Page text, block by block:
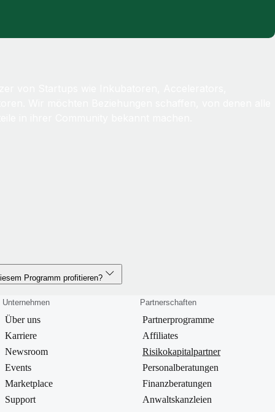
Programm profitieren?
Unternehmen
Über uns
Karriere
Newsroom
Events
Marketplace
Support
Partnerschaften
Partnerprogramme
Affiliates
Risikokapitalpartner
Personalberatungen
Finanzberatungen
Anwaltskanzleien